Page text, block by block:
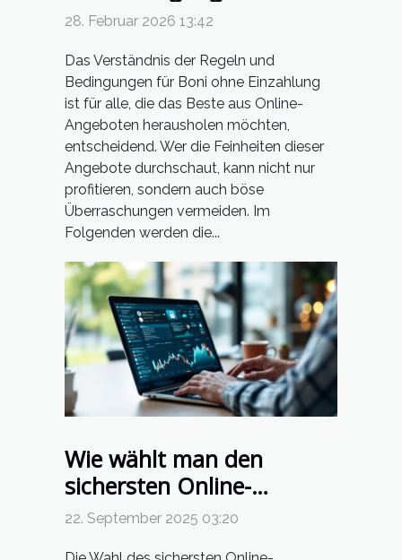
ohne Einzahlung
28. Februar 2026 13:42
Das Verständnis der Regeln und
Bedingungen für Boni ohne Einzahlung
ist für alle, die das Beste aus Online-
Angeboten herausholen möchten,
entscheidend. Wer die Feinheiten dieser
Angebote durchschaut, kann nicht nur
profitieren, sondern auch böse
Überraschungen vermeiden. Im
Folgenden werden die...
Wie wählt man den
sichersten Online-
Wettanbieter aus?
22. September 2025 03:20